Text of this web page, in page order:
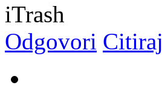
iTrash
Odgovori Citiraj